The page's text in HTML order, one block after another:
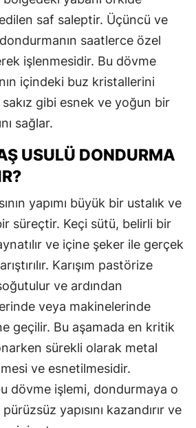
saf saleptir. Üçüncü ve
saatlerce özel
işlenmesidir. Bu dövme
içindeki buz kristallerini
gibi esnek ve yoğun bir
sağlar.
USULÜ DONDURMA
yapımı büyük bir ustalık ve
süreçtir. Keçi sütü, belirli bir
ve içine şeker ile gerçek
Karışım pastörize
ve ardından
veya makinelerinde
geçilir. Bu aşamada en kritik
sürekli olarak metal
ve esnetilmesidir.
dövme işlemi, dondurmaya o
yapısını kazandırır ve